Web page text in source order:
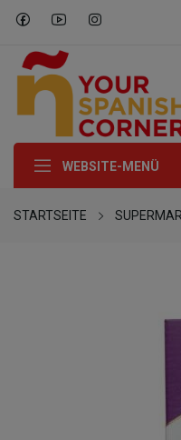
WEBSITE-MENÜ
STARTSEITE